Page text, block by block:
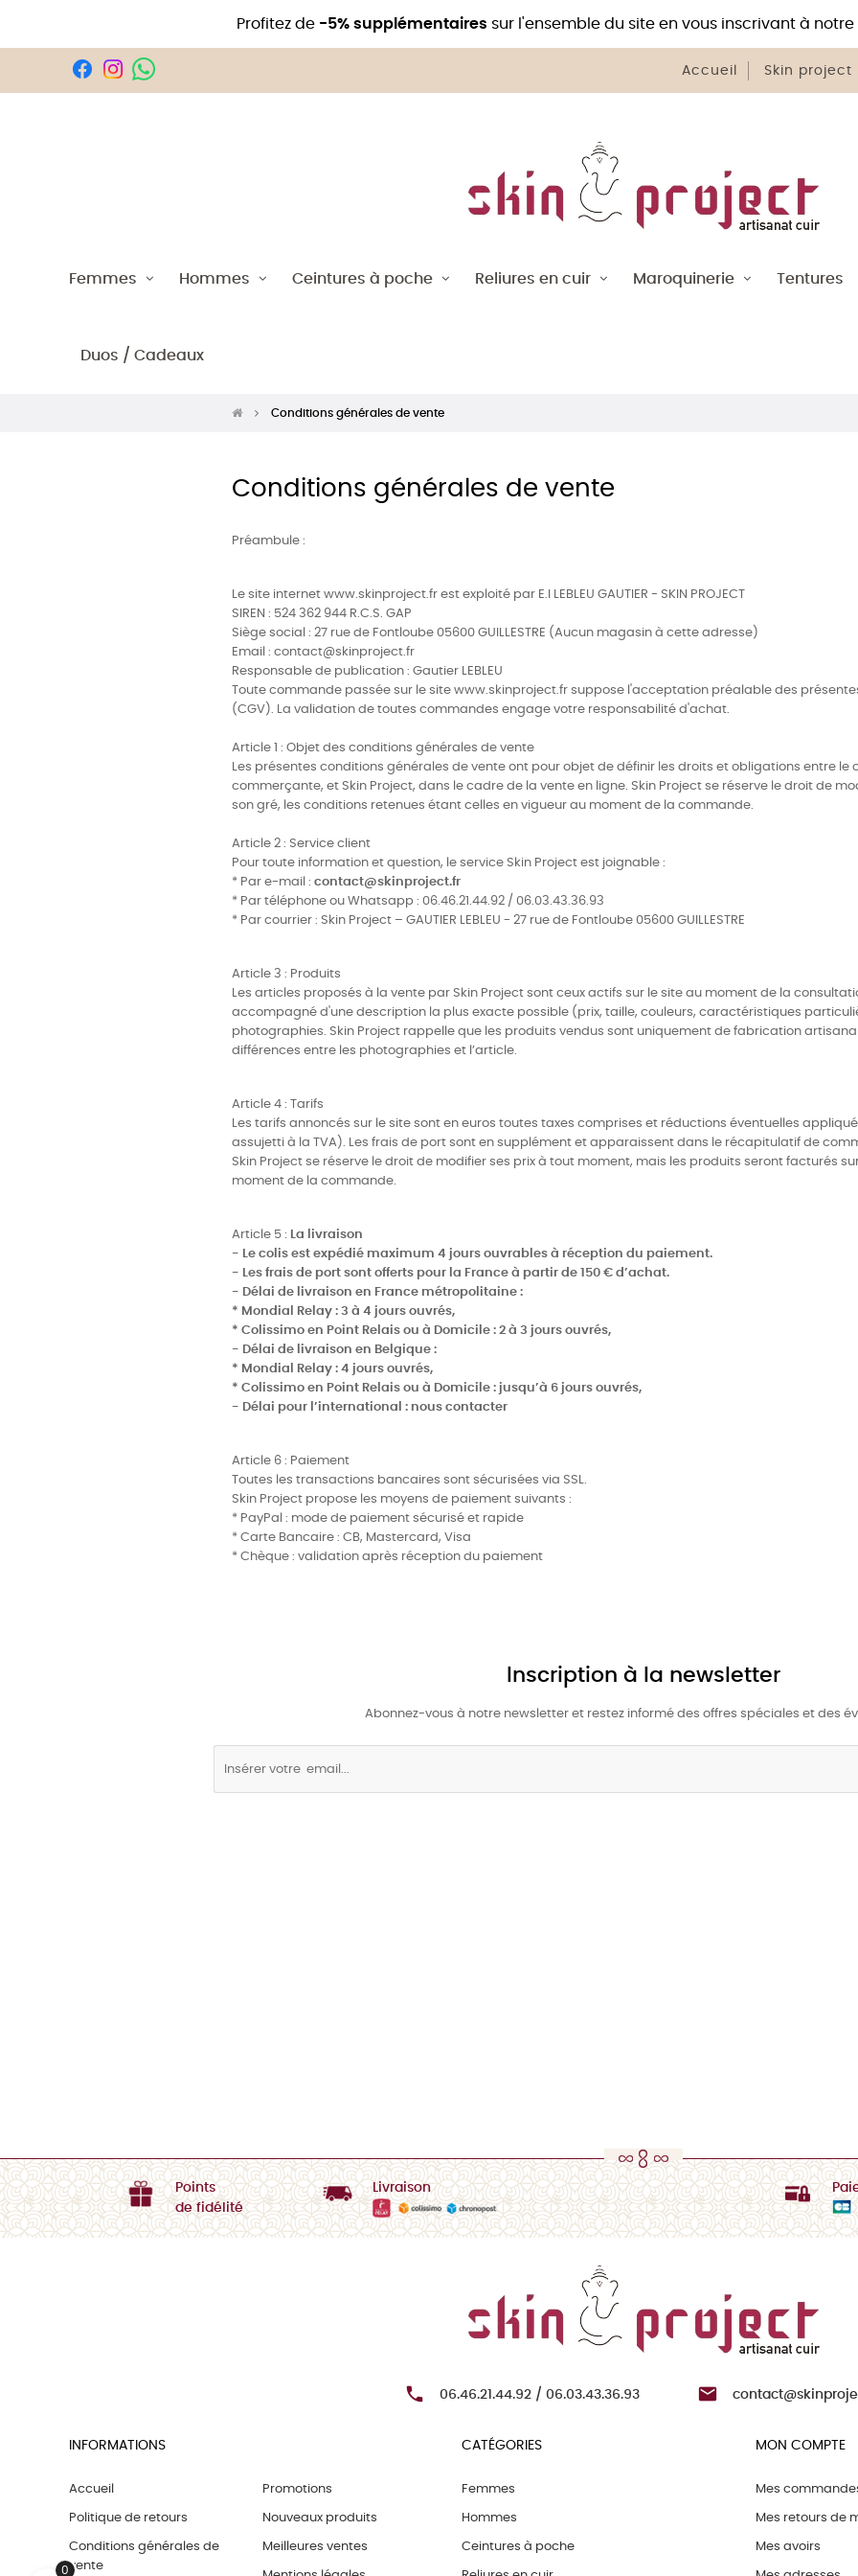
Profitez de-5% supplémentaires sur l'ensemble du site en vous inscrivant à notre
Accueil Skin project
Femmes Hommes Ceintures à poche Reliures en cuir Maroquinerie Tentures
Duos / Cadeaux
Conditions générales de vente
Conditions générales de vente
Préambule :
Le site internet www.skinproject.fr est exploité par E.I LEBLEU GAUTIER - SKIN PROJECT
SIREN : 524 362 944 R.C.S. GAP
Siège social : 27 rue de Fontloube 05600 GUILLESTRE (Aucun magasin à cette adresse)
Email : contact@skinproject.fr
Responsable de publication : Gautier LEBLEU
Toute commande passée sur le site www.skinproject.fr suppose l'acceptation préalable des
(CGV). La validation de toutes commandes engage votre responsabilité d'achat.
Article 1 : Objet des conditions générales de vente
Les présentes conditions générales de vente ont pour objet de définir les droits et obligations entre le
commerçante, et Skin Project, dans le cadre de la vente en ligne. Skin Project se réserve le droit de
son gré, les conditions retenues étant celles en vigueur au moment de la commande.
Article 2 : Service client
Pour toute information et question, le service Skin Project est joignable :
* Par e-mail : contact@skinproject.fr
* Par téléphone ou Whatsapp : 06.46.21.44.92 / 06.03.43.36.93
* Par courrier : Skin Project – GAUTIER LEBLEU - 27 rue de Fontloube 05600 GUILLESTRE
Article 3 : Produits
Les articles proposés à la vente par Skin Project sont ceux actifs sur le site au moment de la
accompagné d'une description la plus exacte possible (prix, taille, couleurs, caractéristiques
photographies. Skin Project rappelle que les produits vendus sont uniquement de fabrication
différences entre les photographies et l’article.
Article 4 : Tarifs
Les tarifs annoncés sur le site sont en euros toutes taxes comprises et réductions éventuelles
assujetti à la TVA). Les frais de port sont en supplément et apparaissent dans le récapitulatif de
Skin Project se réserve le droit de modifier ses prix à tout moment, mais les produits seront facturés
moment de la commande.
Article 5 : La livraison
- Le colis est expédié maximum 4 jours ouvrables à réception du paiement.
- Les frais de port sont offerts pour la France à partir de 150 € d’achat.
- Délai de livraison en France métropolitaine :
* Mondial Relay : 3 à 4 jours ouvrés,
* Colissimo en Point Relais ou à Domicile : 2 à 3 jours ouvrés,
- Délai de livraison en Belgique :
* Mondial Relay : 4 jours ouvrés,
* Colissimo en Point Relais ou à Domicile : jusqu’à 6 jours ouvrés,
- Délai pour l’international : nous contacter
Article 6 : Paiement
Toutes les transactions bancaires sont sécurisées via SSL.
Skin Project propose les moyens de paiement suivants :
* PayPal : mode de paiement sécurisé et rapide
* Carte Bancaire : CB, Mastercard, Visa
* Chèque : validation après réception du paiement
Inscription à la newsletter
Abonnez-vous à notre newsletter et restez informé des offres spéciales et des
Points
de fidélité
Livraison
 06.46.21.44.92 / 06.03.43.36.93 
INFORMATIONS
Accueil
Politique de retours
Conditions générales de
vente
Promotions
Nouveaux produits
Meilleures ventes
CATÉGORIES
Femmes
Hommes
Ceintures à poche
MON COMPTE
Mes
Mes retours de
Mes avoirs
0